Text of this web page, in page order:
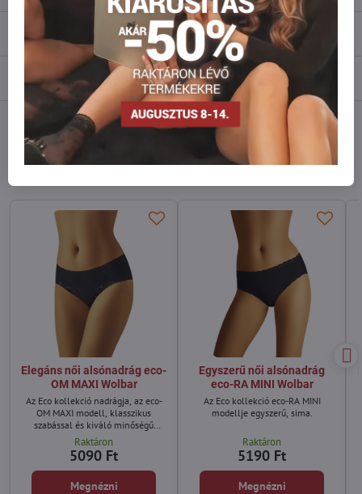
Vélemények
Fórum 0
FacebookTwitter WhatsApp
Elegáns női alsónadrág eco-
OM MAXI Wolbar
Az Eco kollekció nadrágja, az eco-
OM MAXI modell, klasszikus
szabással és kiváló minőségű
pamutból készült.
Raktáron
5090 Ft
Megnézni
Egyszerű női alsónadrág
eco-RA MINI Wolbar
Az Eco kollekció eco-RA MINI
modellje egyszerű, sima.
Raktáron
5190 Ft
Megnézni